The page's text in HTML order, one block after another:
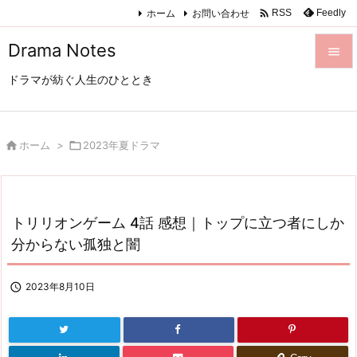
Drama Notes
ドラマが紡ぐ人生のひととき

次へ
検索
ホーム お問い合わせ  RSS Feedly
 ホーム > 2023年夏ドラマ
トリリオンゲーム 4話 感想｜トップに立つ者にしか
分からない孤独と闇
 2023年8月10日